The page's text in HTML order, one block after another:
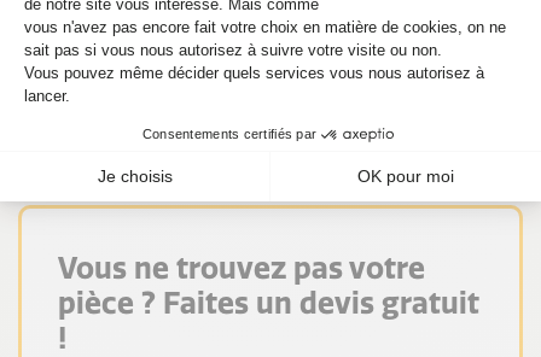
cartouche CHRA 28231-2B800 pour Soul
1.6 TGDI 204 CV (150 KW), commandez-le
dès maintenant sur Alsapièces.
Vous ne trouvez pas votre
pièce ? Faites un devis gratuit
!